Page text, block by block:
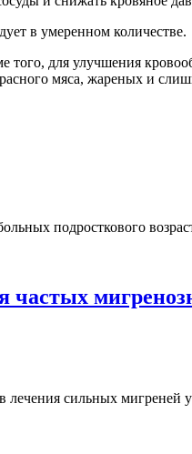
в умеренном количестве.
для улучшения
мяса, жареных и
сильных мигреней